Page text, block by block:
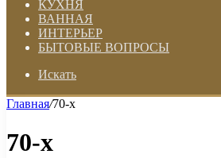
КУХНЯ
ВАННАЯ
ИНТЕРЬЕР
БЫТОВЫЕ ВОПРОСЫ
Искать
Главная/70-х
70-х